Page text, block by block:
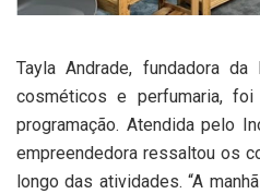
Tayla Andrade, fundadora
cosméticos e perfumaria,
programação. Atendida pelo
empreendedora ressaltou os
longo das atividades. “A